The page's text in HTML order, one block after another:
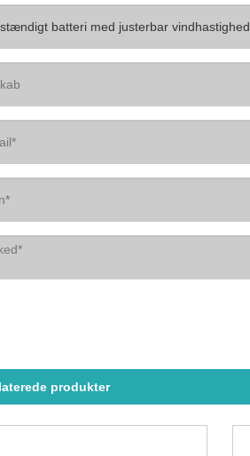
produkter